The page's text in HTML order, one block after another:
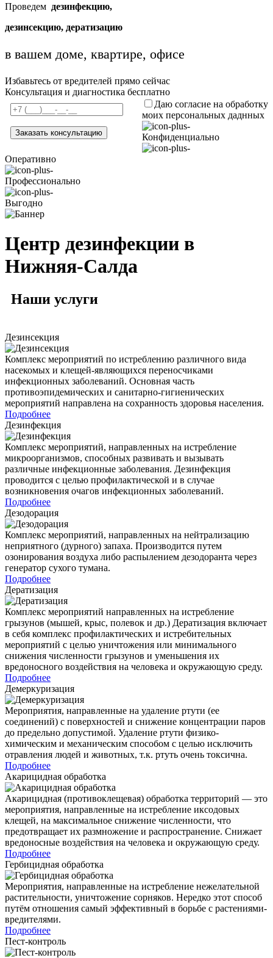
Проведем дезинфекцию,
дезинсекцию, дератизацию
в вашем доме, квартире, офисе
Избавьтесь от вредителей прямо сейчас
Консультация и диагностика бесплатно
Даю согласие на обработку
моих персональных даднных
Конфиденциально
Оперативно
Профессионально
Выгодно
Центр дезинфекции в
Нижняя-Салда
Наши услуги
Дезинсекция
Комплекс мероприятий по истреблению различного вида
насекомых и клещей-являющихся переносчиками
инфекционных заболеваний. Основная часть
противоэпидемических и санитарно-гигиенических
мероприятий направлена на сохранность здоровья населения.
Подробнее
Дезинфекция
Комплекс мероприятий, направленных на истребление
микроорганизмов, способных развивать и вызывать
различные инфекционные заболевания. Дезинфекция
проводится с целью профилактической и в случае
возникновения очагов инфекционных заболеваний.
Подробнее
Дезодорация
Комплекс мероприятий, направленных на нейтрализацию
неприятного (дурного) запаха. Производится путем
озонирования воздуха либо распылением дезодоранта через
генератор сухого тумана.
Подробнее
Дератизация
Комплекс мероприятий направленных на истребление
грызунов (мышей, крыс, полевок и др.) Дератизация включает
в себя комплекс профилактических и истребительных
мероприятий с целью уничтожения или минимального
снижения численности грызунов и уменьшения их
вредоносного воздействия на человека и окружающую среду.
Подробнее
Демеркуризация
Мероприятия, направленные на удаление ртути (ее
соединений) с поверхностей и снижение концентрации паров
до предельно допустимой. Удаление ртути физико-
химическим и механическим способом с целью исключить
отравления людей и животных, т.к. ртуть очень токсична.
Подробнее
Акарицидная обработка
Акарицидная (противоклещевая) обработка территорий — это
мероприятия, направленные на истребление иксодовых
клещей, на максимальное снижение численности, что
предотвращает их размножение и распространение. Снижает
вредоносные воздействия на человека и окружающую среду.
Подробнее
Гербицидная обработка
Мероприятия, направленные на истребление нежелательной
растительности, уничтожение сорняков. Нередко этот способ
путём отношения самый эффективный в борьбе с растениями-
вредителями.
Подробнее
Пест-контроль